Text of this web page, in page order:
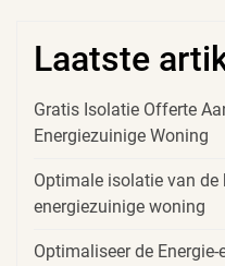
Laatste
Gratis Isolatie Offerte
Energiezuinige Woning
Optimale isolatie van de
energiezuinige woning
Optimaliseer de